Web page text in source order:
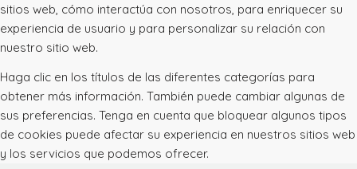
sitios web, cómo interactúa con nosotros, para enriquecer su
experiencia de usuario y para personalizar su relación con
nuestro sitio web.
Haga clic en los títulos de las diferentes categorías para
obtener más información. También puede cambiar algunas de
sus preferencias. Tenga en cuenta que bloquear algunos tipos
de cookies puede afectar su experiencia en nuestros sitios web
y los servicios que podemos ofrecer.